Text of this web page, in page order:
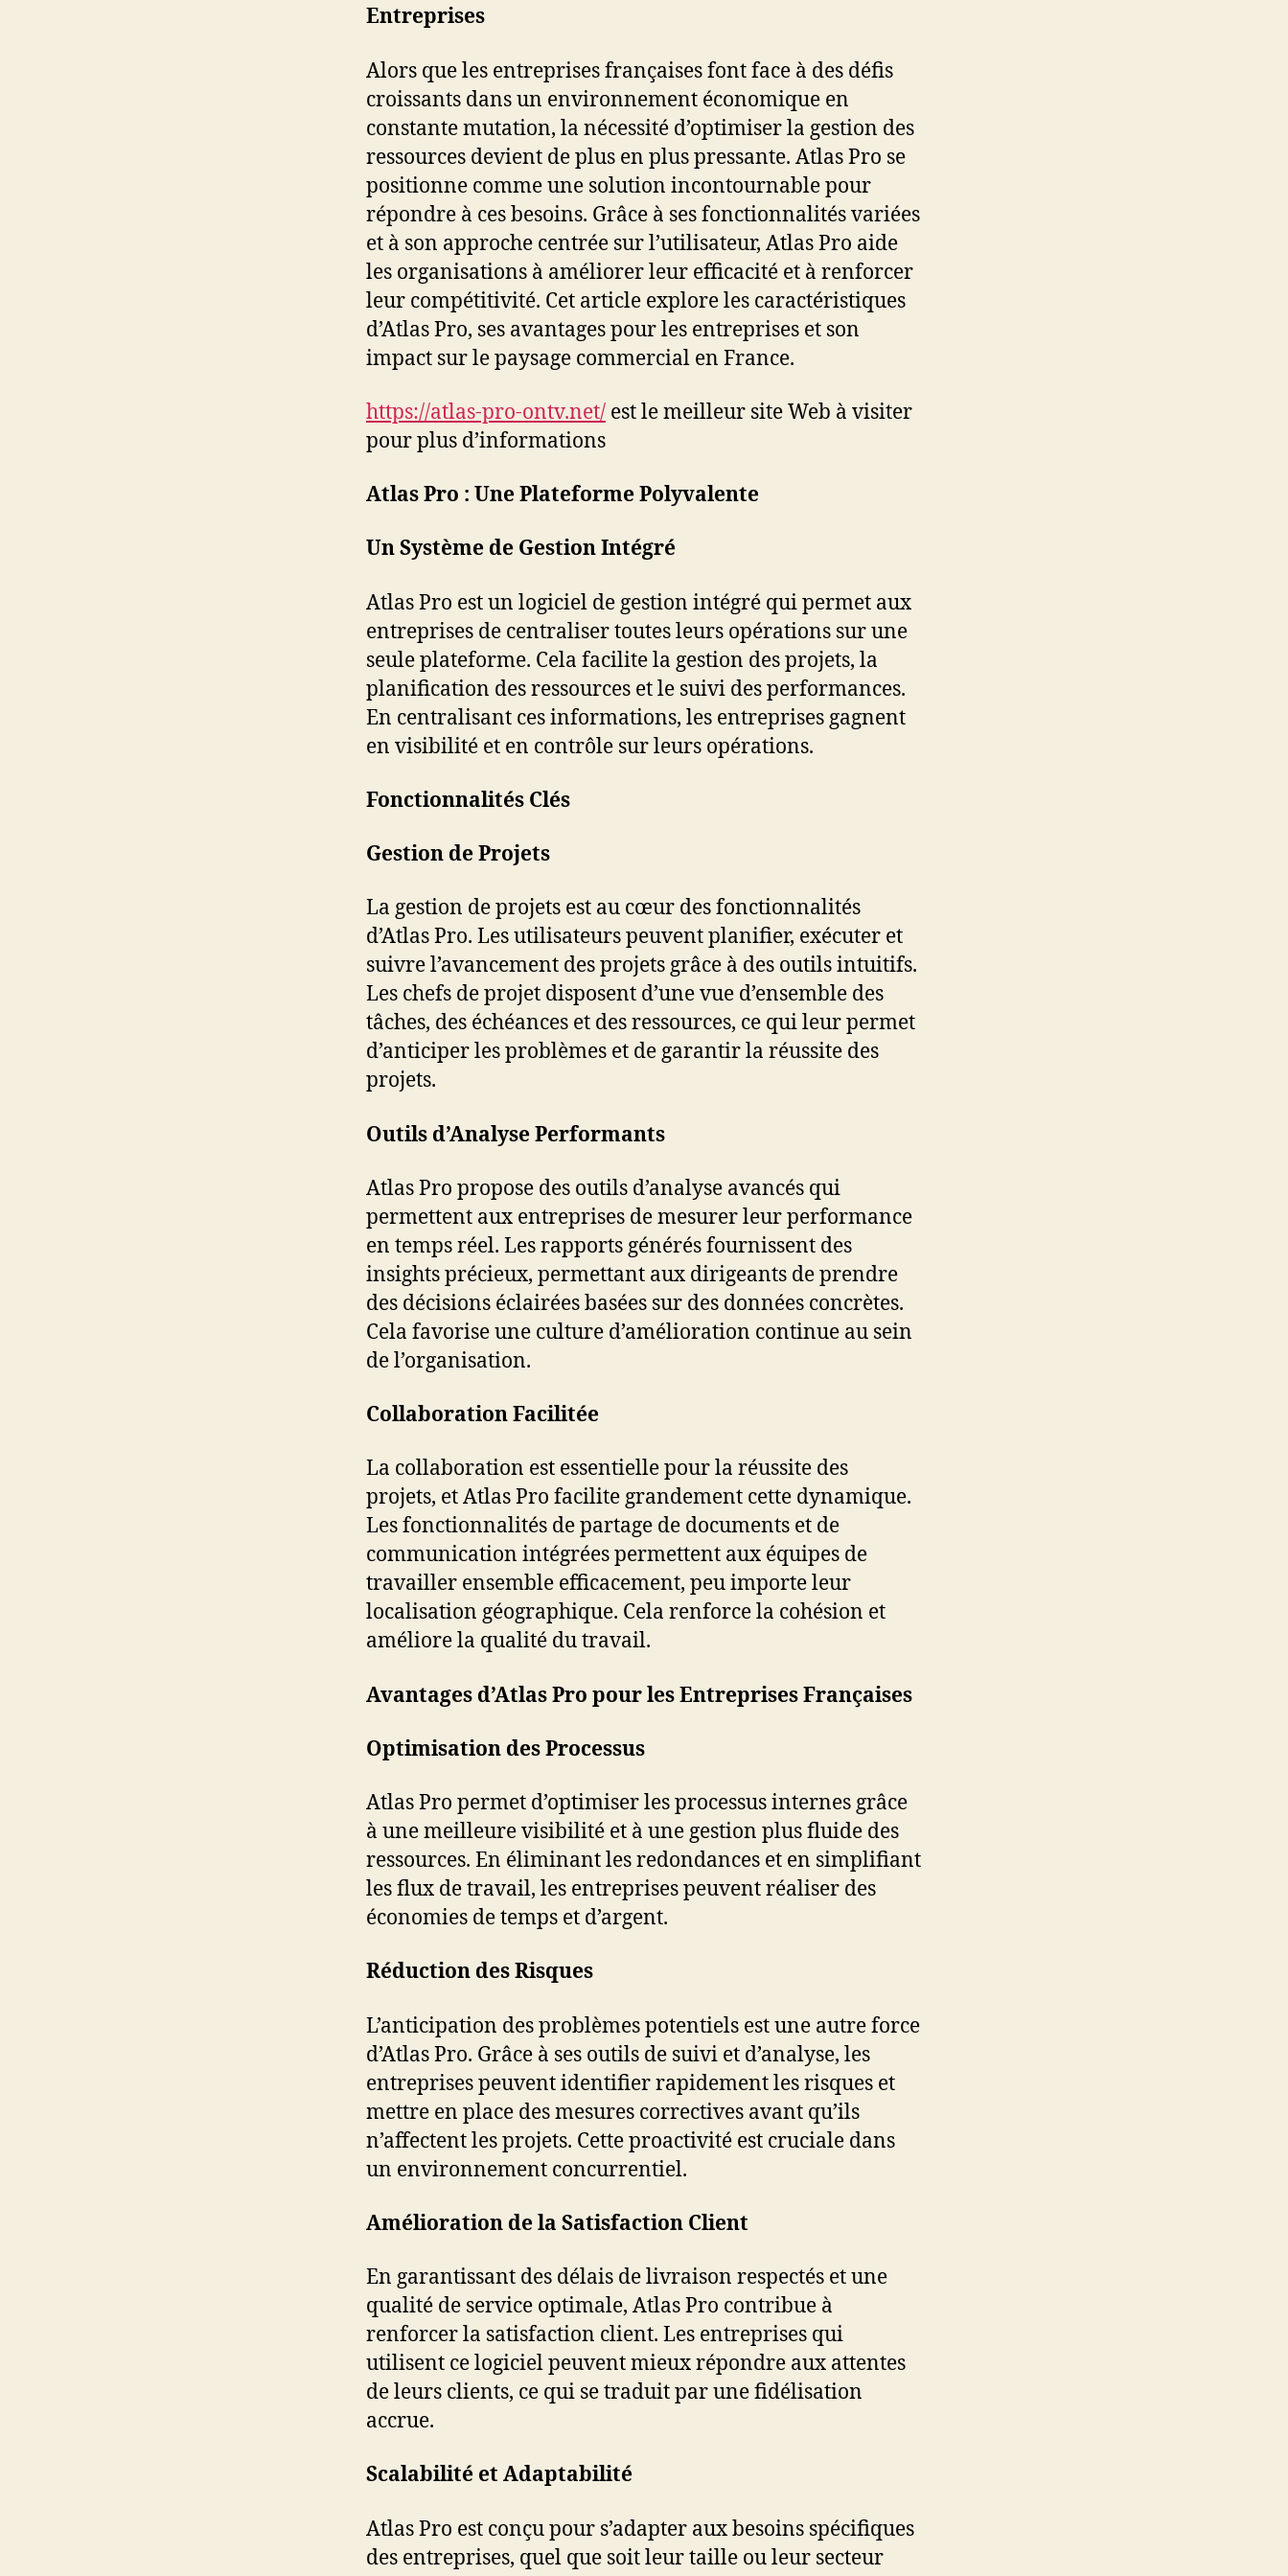
Entreprises
Alors que les entreprises françaises font face à des défis
croissants dans un environnement économique en
constante mutation, la nécessité d’optimiser la gestion des
ressources devient de plus en plus pressante. Atlas Pro se
positionne comme une solution incontournable pour
répondre à ces besoins. Grâce à ses fonctionnalités variées
et à son approche centrée sur l’utilisateur, Atlas Pro aide
les organisations à améliorer leur efficacité et à renforcer
leur compétitivité. Cet article explore les caractéristiques
d’Atlas Pro, ses avantages pour les entreprises et son
impact sur le paysage commercial en France.
https://atlas-pro-ontv.net/ est le meilleur site Web à visiter
pour plus d’informations
Atlas Pro : Une Plateforme Polyvalente
Un Système de Gestion Intégré
Atlas Pro est un logiciel de gestion intégré qui permet aux
entreprises de centraliser toutes leurs opérations sur une
seule plateforme. Cela facilite la gestion des projets, la
planification des ressources et le suivi des performances.
En centralisant ces informations, les entreprises gagnent
en visibilité et en contrôle sur leurs opérations.
Fonctionnalités Clés
Gestion de Projets
La gestion de projets est au cœur des fonctionnalités
d’Atlas Pro. Les utilisateurs peuvent planifier, exécuter et
suivre l’avancement des projets grâce à des outils intuitifs.
Les chefs de projet disposent d’une vue d’ensemble des
tâches, des échéances et des ressources, ce qui leur permet
d’anticiper les problèmes et de garantir la réussite des
projets.
Outils d’Analyse Performants
Atlas Pro propose des outils d’analyse avancés qui
permettent aux entreprises de mesurer leur performance
en temps réel. Les rapports générés fournissent des
insights précieux, permettant aux dirigeants de prendre
des décisions éclairées basées sur des données concrètes.
Cela favorise une culture d’amélioration continue au sein
de l’organisation.
Collaboration Facilitée
La collaboration est essentielle pour la réussite des
projets, et Atlas Pro facilite grandement cette dynamique.
Les fonctionnalités de partage de documents et de
communication intégrées permettent aux équipes de
travailler ensemble efficacement, peu importe leur
localisation géographique. Cela renforce la cohésion et
améliore la qualité du travail.
Avantages d’Atlas Pro pour les Entreprises Françaises
Optimisation des Processus
Atlas Pro permet d’optimiser les processus internes grâce
à une meilleure visibilité et à une gestion plus fluide des
ressources. En éliminant les redondances et en simplifiant
les flux de travail, les entreprises peuvent réaliser des
économies de temps et d’argent.
Réduction des Risques
L’anticipation des problèmes potentiels est une autre force
d’Atlas Pro. Grâce à ses outils de suivi et d’analyse, les
entreprises peuvent identifier rapidement les risques et
mettre en place des mesures correctives avant qu’ils
n’affectent les projets. Cette proactivité est cruciale dans
un environnement concurrentiel.
Amélioration de la Satisfaction Client
En garantissant des délais de livraison respectés et une
qualité de service optimale, Atlas Pro contribue à
renforcer la satisfaction client. Les entreprises qui
utilisent ce logiciel peuvent mieux répondre aux attentes
de leurs clients, ce qui se traduit par une fidélisation
accrue.
Scalabilité et Adaptabilité
Atlas Pro est conçu pour s’adapter aux besoins spécifiques
des entreprises, quel que soit leur taille ou leur secteur